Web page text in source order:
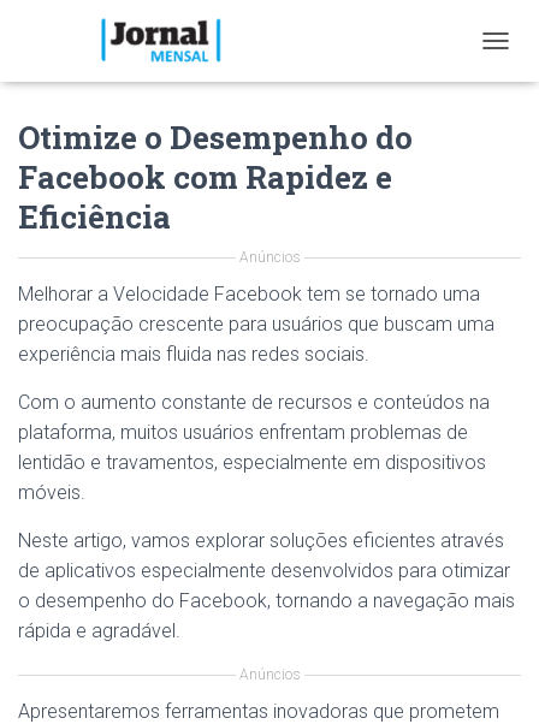
O
Otimize o Desempenho do
Facebook com Rapidez e
Eficiência
Anúncios
Melhorar a Velocidade Facebook tem se tornado uma
preocupação crescente para usuários que buscam uma
experiência mais fluida nas redes sociais.
Com o aumento constante de recursos e conteúdos na
plataforma, muitos usuários enfrentam problemas de
lentidão e travamentos, especialmente em dispositivos
móveis.
Neste artigo, vamos explorar soluções eficientes através
de aplicativos especialmente desenvolvidos para otimizar
o desempenho do Facebook, tornando a navegação mais
rápida e agradável.
Anúncios
Apresentaremos ferramentas inovadoras que prometem